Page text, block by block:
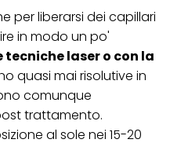
per liberarsi dei capillari
in modo un po'
tecniche laser o con la
quasi mai risolutive in
comunque
trattamento.
al sole nei 15-20